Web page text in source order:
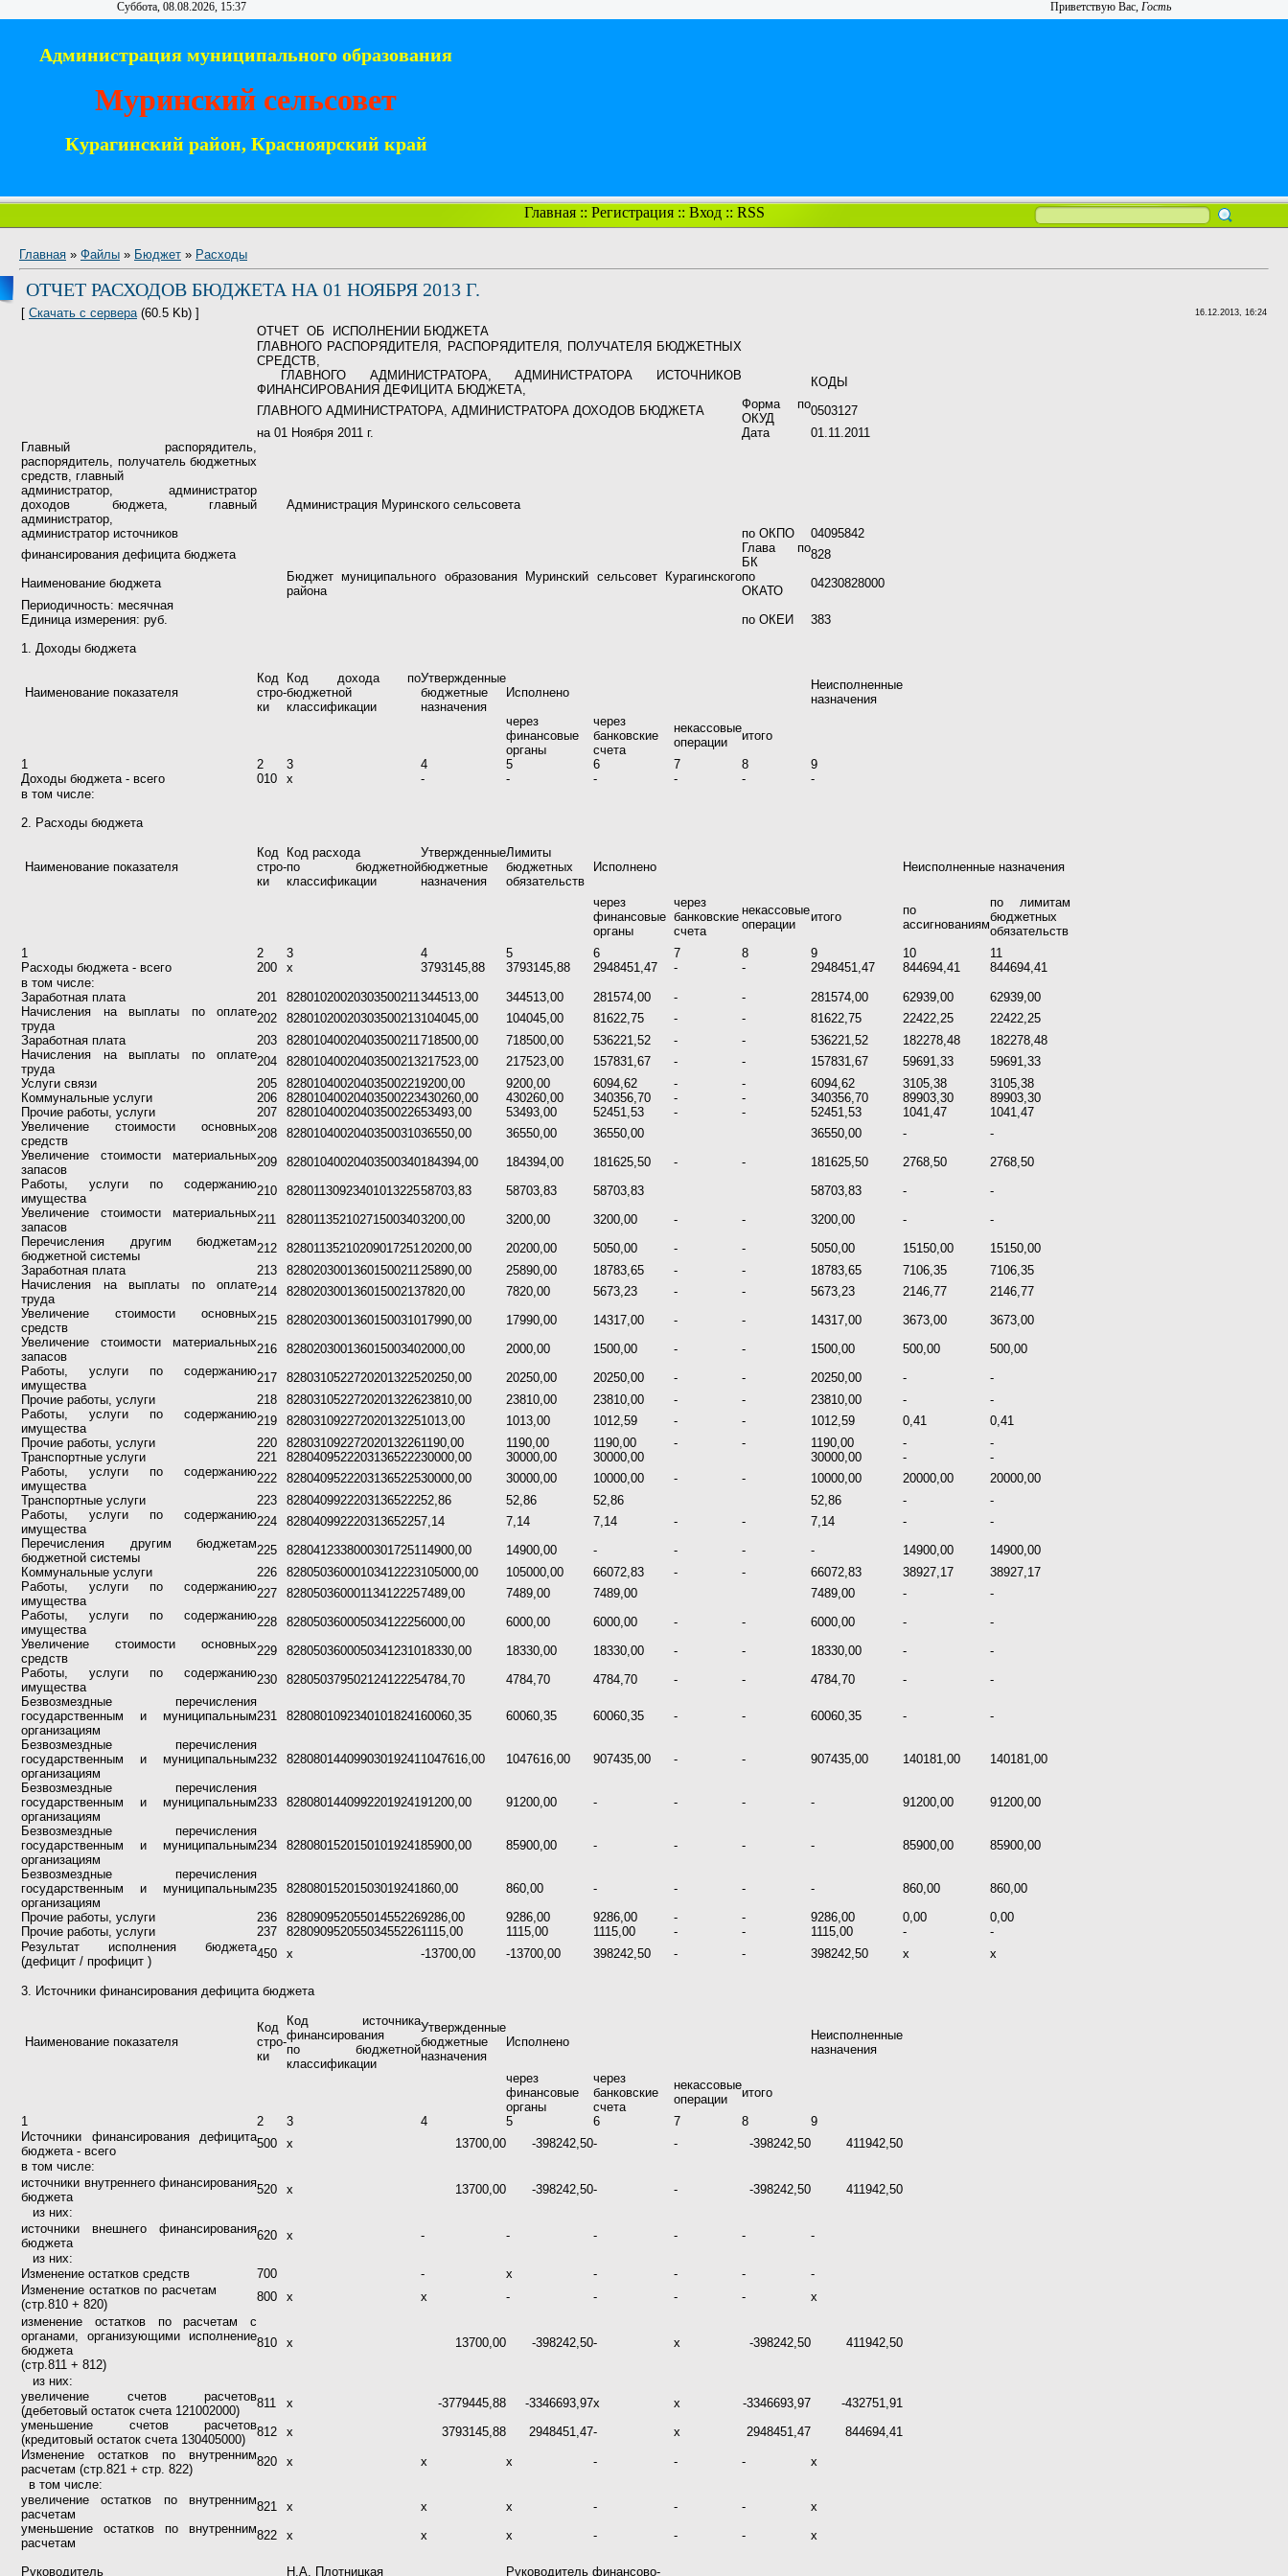
Суббота, 08.08.2026, 15:37 Приветствую Вас, Гость
Администрация муниципального образования
Муринский сельсовет
Курагинский район, Красноярский край
Главная:: Регистрация:: Вход:: RSS
Главная » Файлы » Бюджет » Расходы
ОТЧЕТ РАСХОДОВ БЮДЖЕТА НА 01 НОЯБРЯ 2013 Г.
[ Скачать с сервера(60.5 Kb) ] 16.12.2013, 16:24
ОТЧЕТ ОБ
ИСПОЛНЕНИИ БЮДЖЕТА
ГЛАВНОГО РАСПОРЯДИТЕЛЯ, РАСПОРЯДИТЕЛЯ, ПОЛУЧАТЕЛЯ БЮДЖЕТНЫХ
СРЕДСТВ,
ГЛАВНОГО АДМИНИСТРАТОРА, АДМИНИСТРАТОРА ИСТОЧНИКОВ
ФИНАНСИРОВАНИЯ ДЕФИЦИТА БЮДЖЕТА,
КОДЫ
ГЛАВНОГО АДМИНИСТРАТОРА, АДМИНИСТРАТОРА ДОХОДОВ БЮДЖЕТА
Форма по
ОКУД
0503127
на 01 Ноября 2011 г.
Дата
01.11.2011
Главный распорядитель,
распорядитель, получатель бюджетных
средств, главный
Администрация Муринского сельсовета
администратор, администратор
доходов бюджета, главный
администратор,
администратор источников
по ОКПО
04095842
финансирования дефицита бюджета
Глава по
БК
828
Наименование бюджета
Бюджет муниципального образования Муринский сельсовет Курагинского
района
по
ОКАТО
04230828000
Периодичность: месячная
Единица измерения: руб.
по ОКЕИ
383
1. Доходы бюджета
Наименование показателя
Код
стро-
ки
Код дохода по
бюджетной
классификации
Утвержденные
бюджетные
назначения
Исполнено
Неисполненные
назначения
через
финансовые
органы
через
банковские
счета
некассовые
операции
итого
1
2 3 4 5 6 7 8
9
Доходы бюджета - всего
010 х - - - - -
-
в том числе:
2. Расходы бюджета
Наименование показателя
Код
стро-
ки
Код расхода
по бюджетной
классификации
Утвержденные
бюджетные
назначения
Лимиты
бюджетных
обязательств
Исполнено Неисполненные назначения
через
финансовые
органы
через
банковские
счета
некассовые
операции
итого
по
ассигнованиям
по лимитам
бюджетных
обязательств
1
2 3 4 5 6 7 8 9 10
11
Расходы бюджета - всего
200 х 3793145,88 3793145,88 2948451,47 - - 2948451,47 844694,41
844694,41
в том числе:
Заработная плата
201 82801020020303500211344513,00 344513,00 281574,00 - - 281574,00 62939,00
62939,00
Начисления на выплаты по оплате
труда
202 82801020020303500213104045,00 104045,00 81622,75 - - 81622,75 22422,25
22422,25
Заработная плата
203 82801040020403500211718500,00 718500,00 536221,52 - - 536221,52 182278,48
182278,48
Начисления на выплаты по оплате
труда
204 82801040020403500213217523,00 217523,00 157831,67 - - 157831,67 59691,33
59691,33
Услуги связи
205 828010400204035002219200,00 9200,00 6094,62 - - 6094,62 3105,38
3105,38
Коммунальные услуги
206 82801040020403500223430260,00 430260,00 340356,70 - - 340356,70 89903,30
89903,30
Прочие работы, услуги
207 8280104002040350022653493,00 53493,00 52451,53 - - 52451,53 1041,47
1041,47
Увеличение стоимости основных
средств
208 8280104002040350031036550,00 36550,00 36550,00 36550,00 -
-
Увеличение стоимости материальных
запасов
209 82801040020403500340184394,00 184394,00 181625,50 - - 181625,50 2768,50
2768,50
Работы, услуги по содержанию
имущества
210 8280113092340101322558703,83 58703,83 58703,83 58703,83 -
-
Увеличение стоимости материальных
запасов
211 828011352102715003403200,00 3200,00 3200,00 - - 3200,00 -
-
Перечисления другим бюджетам
бюджетной системы
212 8280113521020901725120200,00 20200,00 5050,00 - - 5050,00 15150,00
15150,00
Заработная плата
213 8280203001360150021125890,00 25890,00 18783,65 - - 18783,65 7106,35
7106,35
Начисления на выплаты по оплате
труда
214 828020300136015002137820,00 7820,00 5673,23 - - 5673,23 2146,77
2146,77
Увеличение стоимости основных
средств
215 8280203001360150031017990,00 17990,00 14317,00 - - 14317,00 3673,00
3673,00
Увеличение стоимости материальных
запасов
216 828020300136015003402000,00 2000,00 1500,00 - - 1500,00 500,00
500,00
Работы, услуги по содержанию
имущества
217 8280310522720201322520250,00 20250,00 20250,00 - - 20250,00 -
-
Прочие работы, услуги
218 8280310522720201322623810,00 23810,00 23810,00 - - 23810,00 -
-
Работы, услуги по содержанию
имущества
219 828031092272020132251013,00 1013,00 1012,59 - - 1012,59 0,41
0,41
Прочие работы, услуги
220 828031092272020132261190,00 1190,00 1190,00 - - 1190,00 -
-
Транспортные услуги
221 8280409522203136522230000,00 30000,00 30000,00 30000,00 -
-
Работы, услуги по содержанию
имущества
222 8280409522203136522530000,00 30000,00 10000,00 - - 10000,00 20000,00
20000,00
Транспортные услуги
223 8280409922203136522252,86 52,86 52,86 52,86 -
-
Работы, услуги по содержанию
имущества
224 828040992220313652257,14 7,14 7,14 - - 7,14 -
-
Перечисления другим бюджетам
бюджетной системы
225 8280412338000301725114900,00 14900,00 - - - - 14900,00
14900,00
Коммунальные услуги
226 82805036000103412223105000,00 105000,00 66072,83 - - 66072,83 38927,17
38927,17
Работы, услуги по содержанию
имущества
227 828050360001134122257489,00 7489,00 7489,00 7489,00 -
-
Работы, услуги по содержанию
имущества
228 828050360005034122256000,00 6000,00 6000,00 - - 6000,00 -
-
Увеличение стоимости основных
средств
229 8280503600050341231018330,00 18330,00 18330,00 - - 18330,00 -
-
Работы, услуги по содержанию
имущества
230 828050379502124122254784,70 4784,70 4784,70 - - 4784,70 -
-
Безвозмездные перечисления
государственным и муниципальным
организациям
231 8280801092340101824160060,35 60060,35 60060,35 - - 60060,35 -
-
Безвозмездные перечисления
государственным и муниципальным
организациям
232 828080144099030192411047616,00 1047616,00 907435,00 - - 907435,00 140181,00
140181,00
Безвозмездные перечисления
государственным и муниципальным
организациям
233 8280801440992201924191200,00 91200,00 - - - - 91200,00
91200,00
Безвозмездные перечисления
государственным и муниципальным
организациям
234 8280801520150101924185900,00 85900,00 - - - - 85900,00
85900,00
Безвозмездные перечисления
государственным и муниципальным
организациям
235 82808015201503019241860,00 860,00 - - - - 860,00
860,00
Прочие работы, услуги
236 828090952055014552269286,00 9286,00 9286,00 - - 9286,00 0,00
0,00
Прочие работы, услуги
237 828090952055034552261115,00 1115,00 1115,00 - - 1115,00 -
-
Результат исполнения бюджета
(дефицит / профицит )
450 х -13700,00 -13700,00 398242,50 - - 398242,50 х х
3. Источники финансирования дефицита бюджета
Наименование показателя
Код
стро-
ки
Код источника
финансирования
по бюджетной
классификации
Утвержденные
бюджетные
назначения
Исполнено
Неисполненные
назначения
через
финансовые
органы
через
банковские
счета
некассовые
операции
итого
1
2 3 4 5 6 7 8
9
Источники финансирования дефицита
бюджета - всего
500 х 13700,00 -398242,50- - -398242,50
411942,50
в том числе:
источники внутреннего финансирования
бюджета
520 х 13700,00 -398242,50- - -398242,50
411942,50
из них:
источники внешнего финансирования
бюджета
620 х - - - - -
-
из них:
Изменение остатков средств
700 - х - - -
-
Изменение остатков по расчетам
(стр.810 + 820)
800 х х - - - -
х
изменение остатков по расчетам с
органами, организующими исполнение
бюджета
(стр.811 + 812)
810 х 13700,00 -398242,50- х -398242,50 411942,50
из них:
увеличение счетов расчетов
(дебетовый остаток счета 121002000)
811 х -3779445,88 -3346693,97х х -3346693,97
-432751,91
уменьшение счетов расчетов
(кредитовый остаток счета 130405000)
812 х 3793145,88 2948451,47- х 2948451,47
844694,41
Изменение остатков по внутренним
расчетам (стр.821 + стр. 822)
820 х х х - - -
х
в том числе:
увеличение остатков по внутренним
расчетам
821 х х х - - -
х
уменьшение остатков по внутренним
расчетам
822 х х х - - - х
Руководитель Н.А. Плотницкая Руководитель финансово-